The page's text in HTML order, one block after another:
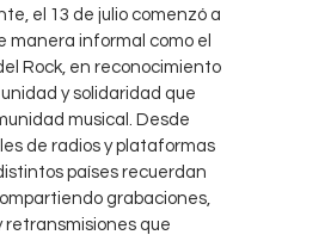
el 13 de julio comenzó a
manera informal como el
Rock, en reconocimiento
y solidaridad que
musical. Desde
de radios y plataformas
países recuerdan
grabaciones,
retransmisiones que